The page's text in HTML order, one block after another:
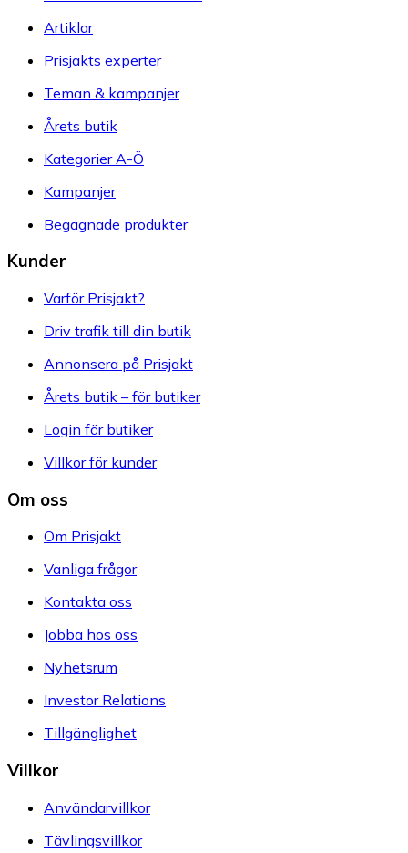
Artiklar
Prisjakts experter
Teman & kampanjer
Årets butik
Kategorier A-Ö
Kampanjer
Begagnade produkter
Kunder
Varför Prisjakt?
Driv trafik till din butik
Annonsera på Prisjakt
Årets butik – för butiker
Login för butiker
Villkor för kunder
Om oss
Om Prisjakt
Vanliga frågor
Kontakta oss
Jobba hos oss
Nyhetsrum
Investor Relations
Tillgänglighet
Villkor
Användarvillkor
Tävlingsvillkor